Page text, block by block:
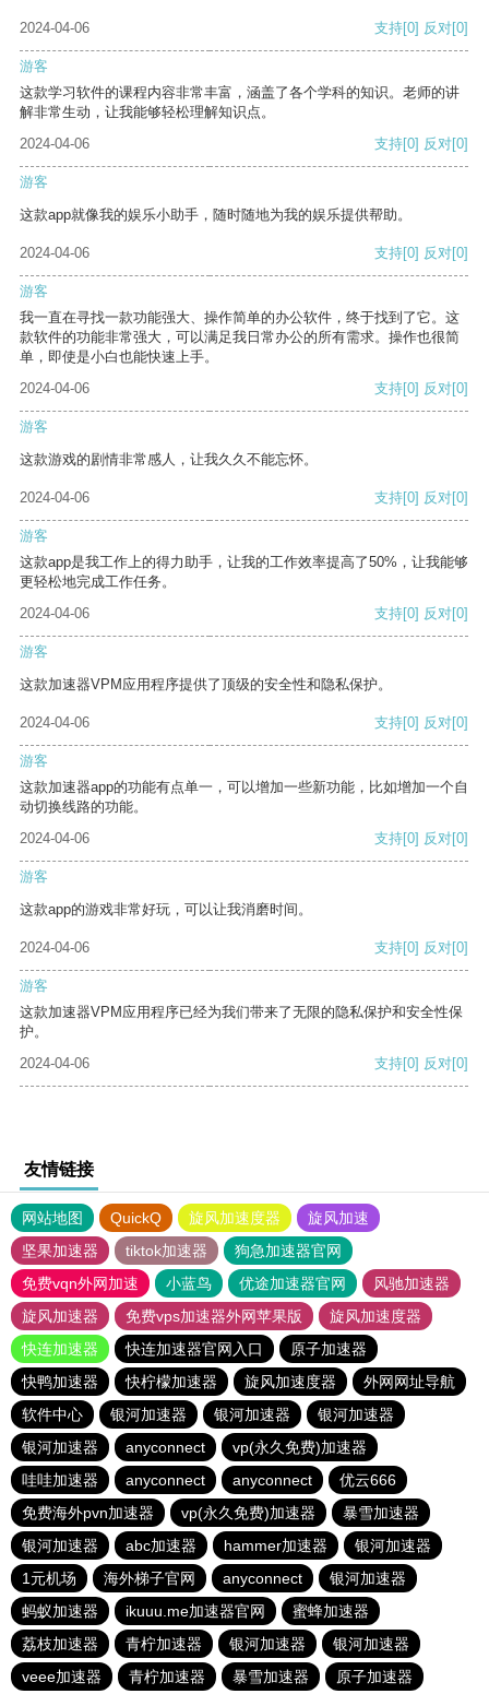
2024-04-06 支持[0] 反对[0]
游客
这款学习软件的课程内容非常丰富，涵盖了各个学科的知识。老师的讲
解非常生动，让我能够轻松理解知识点。
2024-04-06
支持[0] 反对[0]
游客
这款app就像我的娱乐小助手，随时随地为我的娱乐提供帮助。
2024-04-06 支持[0] 反对[0]
游客
我一直在寻找一款功能强大、操作简单的办公软件，终于找到了它。这
款软件的功能非常强大，可以满足我日常办公的所有需求。操作也很简
单，即使是小白也能快速上手。
2024-04-06
支持[0] 反对[0]
游客
这款游戏的剧情非常感人，让我久久不能忘怀。
2024-04-06 支持[0] 反对[0]
游客
这款app是我工作上的得力助手，让我的工作效率提高了50%，让我能够
更轻松地完成工作任务。
2024-04-06
支持[0] 反对[0]
游客
这款加速器VPM应用程序提供了顶级的安全性和隐私保护。
2024-04-06 支持[0] 反对[0]
游客
这款加速器app的功能有点单一，可以增加一些新功能，比如增加一个自
动切换线路的功能。
2024-04-06
支持[0] 反对[0]
游客
这款app的游戏非常好玩，可以让我消磨时间。
2024-04-06 支持[0] 反对[0]
游客
这款加速器VPM应用程序已经为我们带来了无限的隐私保护和安全性保
护。
2024-04-06
支持[0] 反对[0]
友情链接
网站地图 QuickQ 旋风加速度器
旋风加速
坚果加速器
tiktok加速器
狗急加速器官网
免费vqn外网加速
小蓝鸟 优途加速器官网
风驰加速器
旋风加速器
免费vps加速器外网苹果版
旋风加速度器
快连加速器
快连加速器官网入口
原子加速器
快鸭加速器
快柠檬加速器 旋风加速度器
外网网址导航
软件中心
银河加速器 银河加速器
银河加速器
银河加速器
anyconnect
vp(永久免费)加速器
哇哇加速器
anyconnect anyconnect
优云666
免费海外pvn加速器
vp(永久免费)加速器
暴雪加速器
银河加速器
abc加速器 hammer加速器
银河加速器
1元机场
海外梯子官网 anyconnect
银河加速器
蚂蚁加速器
ikuuu.me加速器官网
蜜蜂加速器
荔枝加速器
青柠加速器 银河加速器
银河加速器
veee加速器
青柠加速器 暴雪加速器 原子加速器